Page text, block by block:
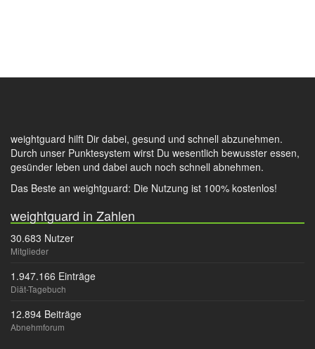
weightguard hilft Dir dabei, gesund und schnell abzunehmen.
Durch unser Punktesystem wirst Du wesentlich bewusster essen,
gesünder leben und dabei auch noch schnell abnehmen.
Das Beste an weightguard: Die Nutzung ist 100% kostenlos!
weightguard in Zahlen
30.683 Nutzer
Mitglieder
1.947.166 Einträge
Diät-Tagebuch
12.894 Beiträge
Abnehmforum